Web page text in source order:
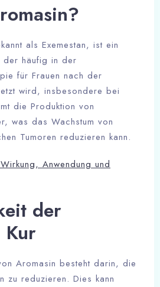
als Exemestan, ist ein
der häufig in der
für Frauen nach der
wird, insbesondere bei
die Produktion von
was das Wachstum von
Tumoren reduzieren kann.
Anwendung und
der
Kur
Aromasin besteht darin, die
zu reduzieren. Dies kann